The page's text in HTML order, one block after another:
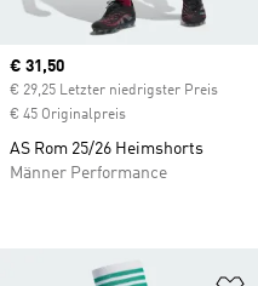
Current price
€ 31,50
€ 29,25 Letzter niedrigster Preis
€ 45 Originalpreis
AS Rom 25/26 Heimshorts
Männer Performance